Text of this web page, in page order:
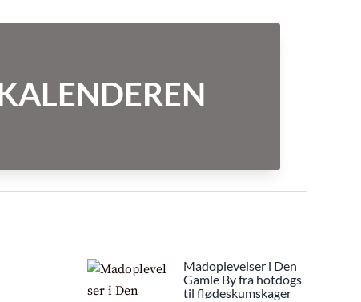
Madoplevelser i Den
Gamle By fra hotdogs
til flødeskumskager